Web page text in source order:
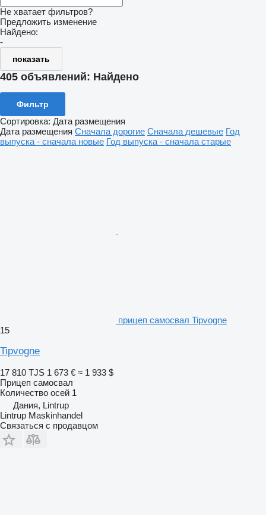
Не хватает фильтров?
Предложить изменение
Найдено:
-
показать
405 объявлений: Найдено
Фильтр
Сортировка: Дата размещения
Дата размещения Сначала дорогие Сначала дешевые Год
выпуска - сначала новые Год выпуска - сначала старые
прицеп самосвал Tipvogne
15
Tipvogne
17 810 TJS 1 673 € ≈ 1 933 $
Прицеп самосвал
Количество осей 1
Дания, Lintrup
Lintrup Maskinhandel
Связаться с продавцом